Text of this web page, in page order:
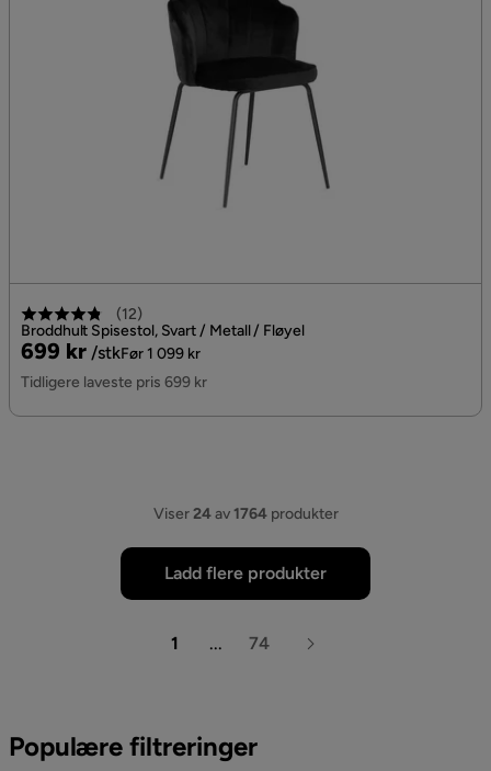
(12)
Broddhult Spisestol, Svart / Metall / Fløyel
Pris
699 kr /stk
Original
Pris
Før 1 099 kr
Tidligere laveste pris 699 kr
Viser24av1764produkter
Ladd flere produkter
1 ... 74
Populære filtreringer